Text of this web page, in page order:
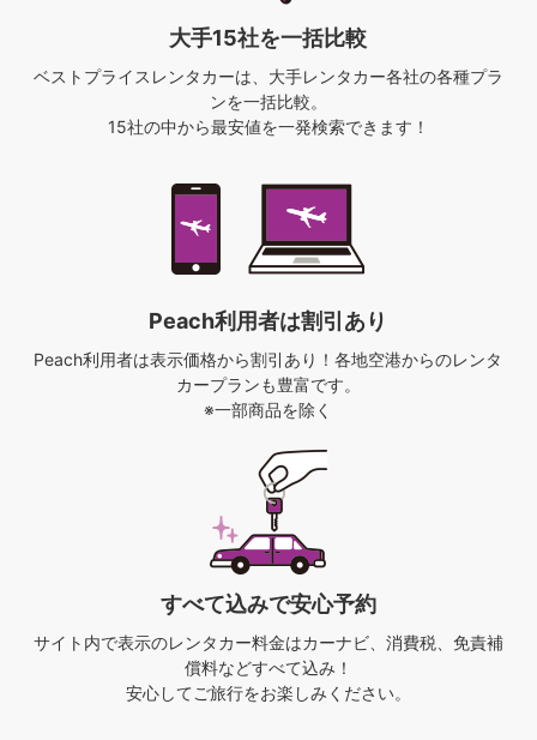
大手15社を一括比較
ベストプライスレンタカーは、 大手レンタカー各社の各種プラ
ンを一括比較。
15社の中から最安値を一発検索できます！
Peach利用者は割引あり
Peach利用者は表示価格から割引あり！各地空港からのレンタ
カープランも豊富です。
※一部商品を除く
すべて込みで安心予約
サイト内で表示のレンタカー料金はカーナビ、消費税、免責補
償料などすべて込み！
安心してご旅行をお楽しみください。